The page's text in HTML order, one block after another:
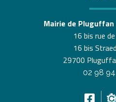
Mairie de Pluguffan
16 bis rue
16 bis
29700
02 98 94